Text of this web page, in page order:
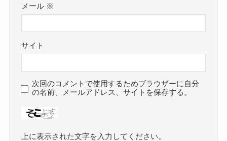
メール ※
サイト
次回のコメントで使用するためブラウザーに自分
の名前、メールアドレス、サイトを保存する。
上に表示された文字を入力してください。